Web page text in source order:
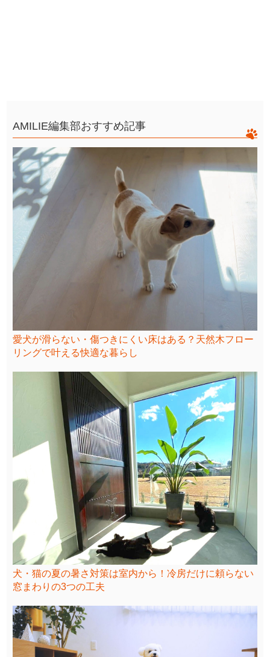
AMILIE編集部おすすめ記事
愛犬が滑らない・傷つきにくい床はある？天然木フロー
リングで叶える快適な暮らし
犬・猫の夏の暑さ対策は室内から！冷房だけに頼らない
窓まわりの3つの工夫